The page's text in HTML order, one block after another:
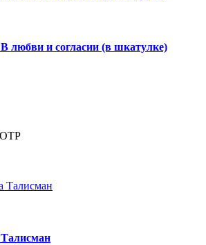
любви и согласии (в шкатулке)
Талисман